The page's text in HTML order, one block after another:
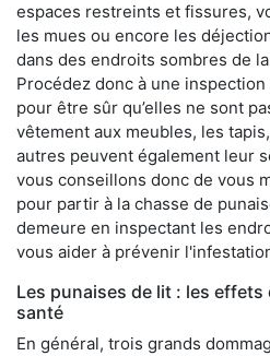
espaces restreints et fissures,
les mues ou encore les
dans des endroits sombres de
Procédez donc à une
pour être sûr qu’elles ne sont
vêtement aux meubles, les
autres peuvent également leur
vous conseillons donc de vous
pour partir à la chasse de
demeure en inspectant les
vous aider à prévenir
Les punaises de lit : les effets
santé
En général, trois grands